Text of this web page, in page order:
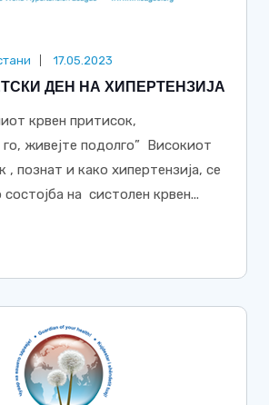
17.05.2023
ДЕН НА ХИПЕРТЕНЗИЈА
крвен притисок,
го, живејте подолго” Високиот
, познат и како хипертензија, се
на систолен крвен...